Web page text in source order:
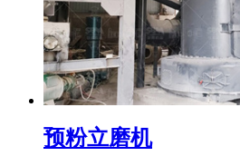
预粉立磨机